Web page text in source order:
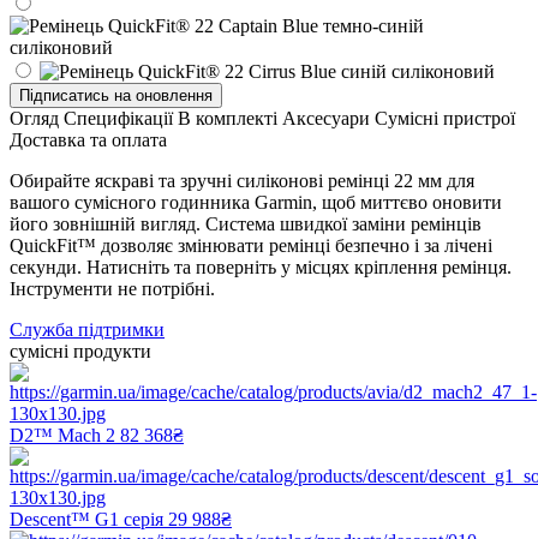
Підписатись на оновлення
Огляд Специфікації В комплекті Аксесуари Сумісні пристрої
Доставка та оплата
Обирайте яскраві та зручні силіконові ремінці 22 мм для
вашого сумісного годинника Garmin, щоб миттєво оновити
його зовнішній вигляд. Система швидкої заміни ремінців
QuickFit™ дозволяє змінювати ремінці безпечно і за лічені
секунди. Натисніть та поверніть у місцях кріплення ремінця.
Інструменти не потрібні.
Служба підтримки
сумісні продукти
D2™ Mach 2 82 368₴
Descent™ G1 серія 29 988₴